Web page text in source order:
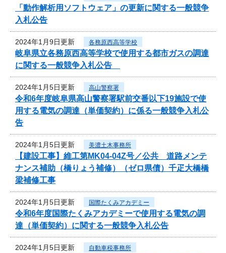
「動作解析用ソフトウェア」の更新に関する一般競争
入札公告
2024年1月9日更新 各務原西高等学校
岐阜県立各務原西高等学校で使用する都市ガスの調達
に関する一般競争入札公告
2024年1月5日更新 高山警察署
令和6年度岐阜県高山警察署駅前交番以下19施設で使
用する電気の調達（単価契約）に係る一般競争入札公
告
2024年1月5日更新 美濃土木事務所
【建設工事】維工第MK04-04Z号／公共 道路メンテ
ナンス補助（橋りょう補修）（ゼロ県債）千疋大橋橋
梁補修工事
2024年1月5日更新 国際たくみアカデミー
令和6年度国際たくみアカデミーで使用する電気の調
達（単価契約）に関する一般競争入札公告
2024年1月5日更新 自動車税事務所